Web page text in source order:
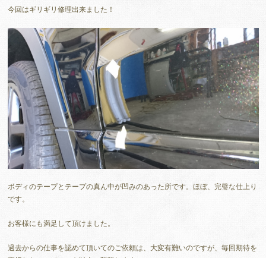
今回はギリギリ修理出来ました！
ボディのテープとテープの真ん中が凹みのあった所です。ほぼ、完璧な仕上り
です。
お客様にも満足して頂けました。
過去からの仕事を認めて頂いてのご依頼は、大変有難いのですが、毎回期待を